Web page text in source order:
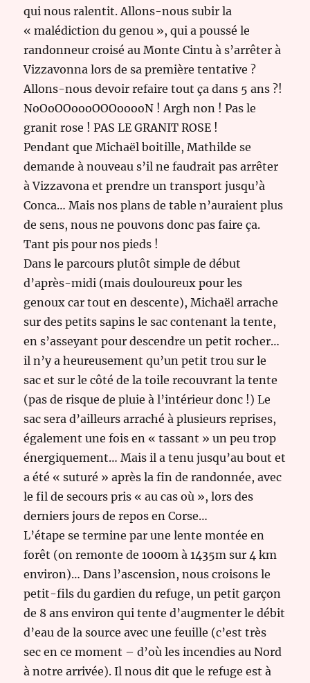
qui nous ralentit. Allons-nous subir la
« malédiction du genou », qui a poussé le
randonneur croisé au Monte Cintu à s’arrêter à
Vizzavonna lors de sa première tentative ?
Allons-nous devoir refaire tout ça dans 5 ans ?!
NoOoOOoooOOOooooN ! Argh non ! Pas le
granit rose ! PAS LE GRANIT ROSE !
Pendant que Michaël boitille, Mathilde se
demande à nouveau s’il ne faudrait pas arrêter
à Vizzavona et prendre un transport jusqu’à
Conca… Mais nos plans de table n’auraient plus
de sens, nous ne pouvons donc pas faire ça.
Tant pis pour nos pieds !
Dans le parcours plutôt simple de début
d’après-midi (mais douloureux pour les
genoux car tout en descente), Michaël arrache
sur des petits sapins le sac contenant la tente,
en s’asseyant pour descendre un petit rocher…
il n’y a heureusement qu’un petit trou sur le
sac et sur le côté de la toile recouvrant la tente
(pas de risque de pluie à l’intérieur donc !) Le
sac sera d’ailleurs arraché à plusieurs reprises,
également une fois en « tassant » un peu trop
énergiquement… Mais il a tenu jusqu’au bout et
a été « suturé » après la fin de randonnée, avec
le fil de secours pris « au cas où », lors des
derniers jours de repos en Corse…
L’étape se termine par une lente montée en
forêt (on remonte de 1000m à 1435m sur 4 km
environ)… Dans l’ascension, nous croisons le
petit-fils du gardien du refuge, un petit garçon
de 8 ans environ qui tente d’augmenter le débit
d’eau de la source avec une feuille (c’est très
sec en ce moment – d’où les incendies au Nord
à notre arrivée). Il nous dit que le refuge est à